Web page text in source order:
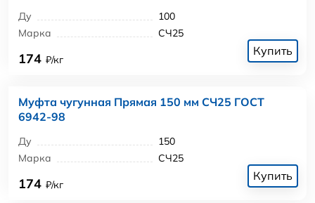
Ду
100
Марка
СЧ25
174 ₽/кг
Купить
Муфта чугунная Прямая 150 мм СЧ25 ГОСТ
6942-98
Ду
150
Марка
СЧ25
174 ₽/кг
Купить